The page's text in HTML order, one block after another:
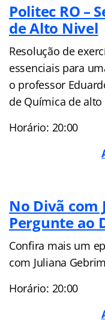
Politec RO –
de Alto Nivel
Resolução de
essenciais para
o professor
de Química de
Horário: 20:00
No Divã com
Pergunte ao
Confira mais um
com Juliana
Horário: 20:00